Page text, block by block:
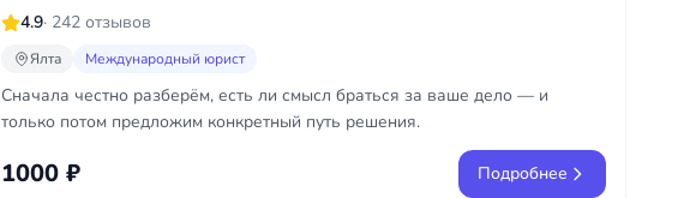
4.9· 242 отзывов
Ялта Международный юрист
Сначала честно разберём, есть ли смысл браться за ваше дело — и
только потом предложим конкретный путь решения.
1000 ₽ Подробнее